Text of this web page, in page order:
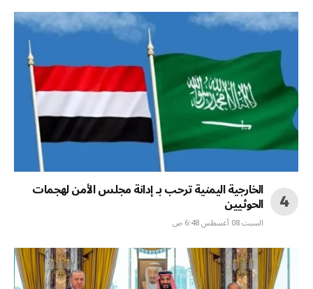
الخارجية اليمنية ترحب بـ إدانة مجلس الأمن لهجمات
الحوثيين
السبت 08 أغسطس 6:48 ص